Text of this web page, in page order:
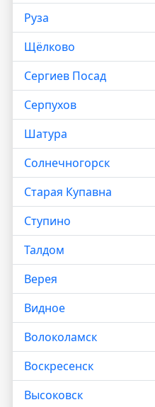
Руза
Щёлково
Сергиев Посад
Серпухов
Шатура
Солнечногорск
Старая Купавна
Ступино
Талдом
Верея
Видное
Волоколамск
Воскресенск
Высоковск